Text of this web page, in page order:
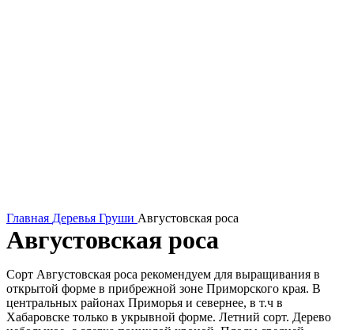
Главная Деревья Груши Августовская роса
Августовская роса
Сорт Августовская роса рекомендуем для выращивания в
открытой форме в прибрежной зоне Приморского края. В
центральных районах Приморья и севернее, в т.ч в
Хабаровске только в укрывной форме. Летний сорт. Дерево